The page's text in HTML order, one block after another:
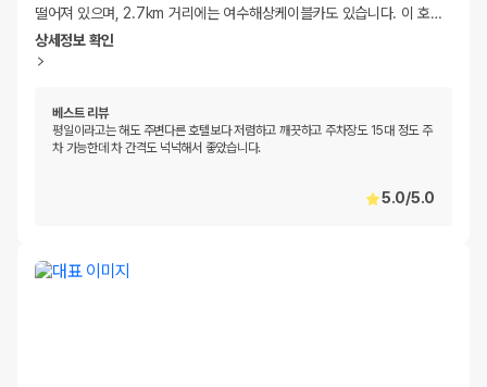
떨어져 있으며, 2.7km 거리에는 여수해상케이블카도 있습니다. 이 호…
상세정보 확인
베스트 리뷰
평일이라고는 해도 주변다른 호텔보다 저렴하고 깨끗하고 주차장도 15대 정도 주
차 가능한데 차 간격도 넉넉해서 좋았습니다.
5.0/5.0